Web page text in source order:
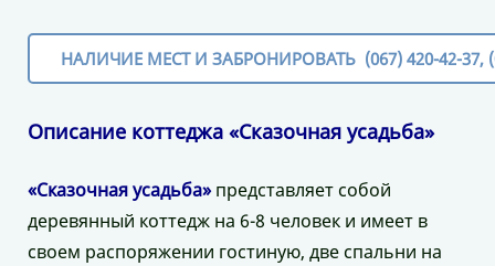
НАЛИЧИЕ МЕСТ И ЗАБРОНИРОВАТЬ (067) 420-42-37,
Описание коттеджа «Сказочная усадьба»
«Сказочная усадьба» представляет собой
деревянный коттедж на 6-8 человек и имеет в
своем распоряжении гостиную, две спальни на